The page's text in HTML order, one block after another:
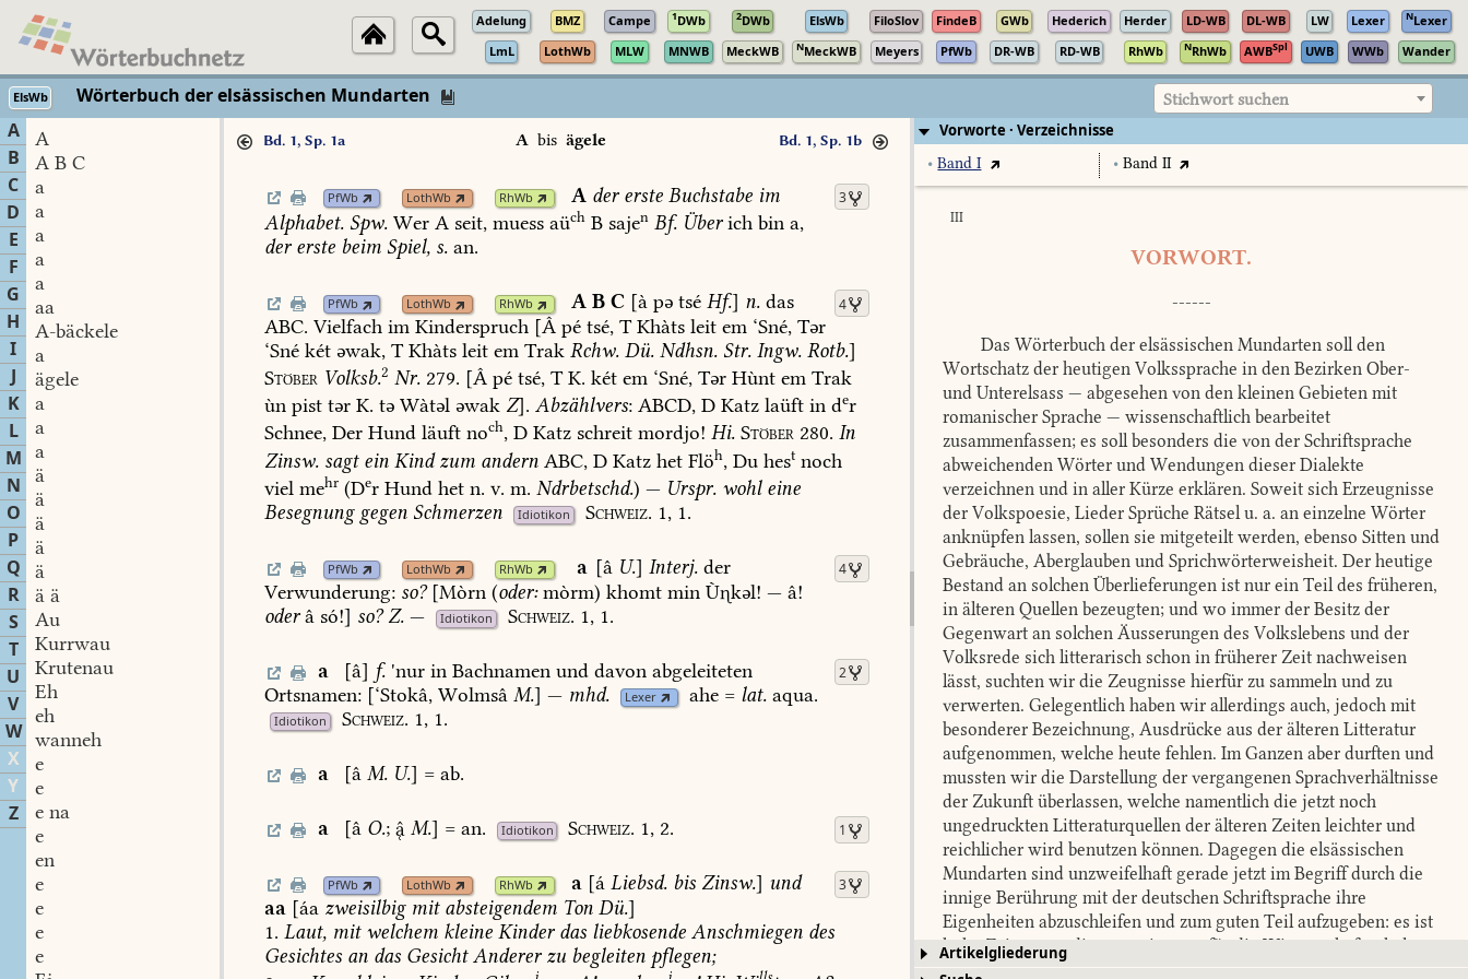
Adelung BMZ Campe 1DWb 2DWb ElsWb FiloSlov FindeB GWb Hederich Herder LD-WB DL-WB LW Lexer NLexer
LmL
LothWb MLW MNWB MeckWB NMeckWB Meyers PfWb DR-WB RD-WB RhWb NRhWb AWBSpl UWB WWb Wander
ElsWb Wörterbuch der elsässischen Mundarten Stichwort suchen
A
B
C
D
E
F
G
H
I
J
K
L
M
N
O
P
Q
R
S
T
U
V
W
X
Y
Z
A
A B C
a
a
a
a
a
aa
A-bäckele
a
ägele
a
a
a
ä
ä
ä
ä
ä
ä ä
Au
Kurrwau
Krutenau
Eh
eh
wanneh
e
e
e na
e
en
e
e
e
e
Bd. 1, Sp. 1a Abis ägele Bd. 1, Sp. 1b
3
PfWb LothWb RhWb A dererste Buchstabe im
Alphabet. Spw. Wer A seit, muess aüch B sajen Bf. Überich bin a,
dererste beim Spiel, s. an.
4
PfWb LothWb RhWb A B C [à pə tsé Hf.] n. das
ABC. Vielfach im Kinderspruch [Â pé tsé, TKhàts leit em ‘Sné, Tər
‘Sné két əwak, TKhàts leit em Trak Rchw. Dü. Ndhsn. Str. Ingw. Rotb.]
Stöber Volksb.2 Nr. 279. [Â pé tsé, TK. két em ‘Sné, Tər Hùnt em Trak
ùn pist tər K. tə Wàtəl əwak Z]. Abzählvers: ABCD, D Katz laüft in der
Schnee, Der Hund läuft noch, D Katz schreit mordjo! Hi. Stöber 280. In
Zinsw. sagtein Kindzum andern ABC, D Katz het Flöh, Du hest noch
viel mehr (Der Hund het n. v. m. Ndrbetschd.) — Urspr. wohleine
Besegnunggegen Schmerzen Idiotikon Schweiz. 1,1.
4
PfWb LothWb RhWb a [â U.] Interj. der
Verwunderung: so?[Mòrn (oder:mòrm) khomt min Ùkəl! — â!
oderâ só!] so? Z. — Idiotikon Schweiz. 1,1.
2
a [â] f. 'nurinBachnamenunddavonabgeleiteten
Ortsnamen: [‘Stokâ, Wolmsâ M.] — mhd. Lexer ahe = lat. aqua.
Idiotikon Schweiz. 1,1.
a [â M.U.] =ab.
1
a [â O.; M.] =an. Idiotikon Schweiz. 1, 2.
3
PfWb LothWb RhWb a [á Liebsd. bis Zinsw.] und
aa [áa zweisilbigmitabsteigendem Ton Dü.]
1. Laut, mitwelchem kleine Kinderdas liebkosende Anschmiegen des
Gesichtes an das GesichtAndererzu begleiten pflegen;
Vorworte · Verzeichnisse
• Band I • Band II
III
VORWORT.
------
Das Wörterbuch der elsässischen Mundarten soll den
Wortschatz der heutigen Volkssprache in den Bezirken Ober-
und Unterelsass — abgesehen von den kleinen Gebieten mit
romanischer Sprache — wissenschaftlich bearbeitet
zusammenfassen; es soll besonders die von der Schriftsprache
abweichenden Wörter und Wendungen dieser Dialekte
verzeichnen und in aller Kürze erklären. Soweit sich Erzeugnisse
der Volkspoesie, Lieder Sprüche Rätsel u. a. an einzelne Wörter
anknüpfen lassen, sollen sie mitgeteilt werden, ebenso Sitten und
Gebräuche, Aberglauben und Sprichwörterweisheit. Der heutige
Bestand an solchen Überlieferungen ist nur ein Teil des früheren,
in älteren Quellen bezeugten; und wo immer der Besitz der
Gegenwart an solchen Äusserungen des Volkslebens und der
Volksrede sich litterarisch schon in früherer Zeit nachweisen
lässt, suchten wir die Zeugnisse hierfür zu sammeln und zu
verwerten. Gelegentlich haben wir allerdings auch, jedoch mit
besonderer Bezeichnung, Ausdrücke aus der älteren Litteratur
aufgenommen, welche heute fehlen. Im Ganzen aber durften und
mussten wir die Darstellung der vergangenen Sprachverhältnisse
der Zukunft überlassen, welche namentlich die jetzt noch
ungedruckten Litteraturquellen der älteren Zeiten leichter und
reichlicher wird benutzen können. Dagegen die elsässischen
Mundarten sind unzweifelhaft gerade jetzt im Begriff durch die
innige Berührung mit der deutschen Schriftsprache ihre
Eigenheiten abzuschleifen und zum guten Teil aufzugeben: es ist
hohe Zeit, wenn diese wenigstens für die Wissenschaft erhalten
werden sollen.
Artikelgliederung